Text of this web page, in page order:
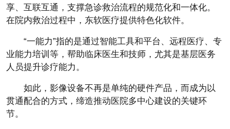
享、互联互通，支撑急诊救治流程的规范化和一体化。
在院内救治过程中，东软医疗提供特色化软件。
“一能力”指的是通过智能工具和平台、远程医疗、专
业能力培训等，帮助临床医生和技师，尤其是基层医务
人员提升诊疗能力。
如此，影像设备不再是单纯的硬件产品，而成为以
贯通配合的方式，缔造推动医院多中心建设的关键环
节。